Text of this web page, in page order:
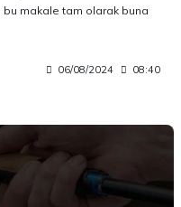
bu makale tam olarak buna
06/08/2024 08:40